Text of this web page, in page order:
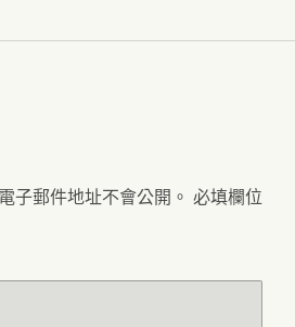
子郵件地址不會公開。 必填欄位